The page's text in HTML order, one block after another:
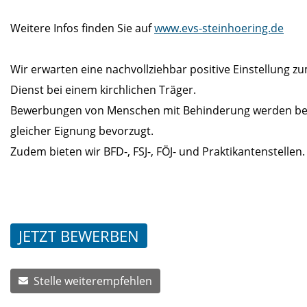
Weitere Infos finden Sie aufwww.evs-steinhoering.de
Wir erwarten eine nachvollziehbar positive Einstellung
Dienst bei einem kirchlichen Träger.
Bewerbungen von Menschen mit Behinderung werden
gleicher Eignung bevorzugt.
Zudem bieten wir BFD-, FSJ-, FÖJ- und Praktikantenstellen.
JETZT BEWERBEN
Stelle weiterempfehlen